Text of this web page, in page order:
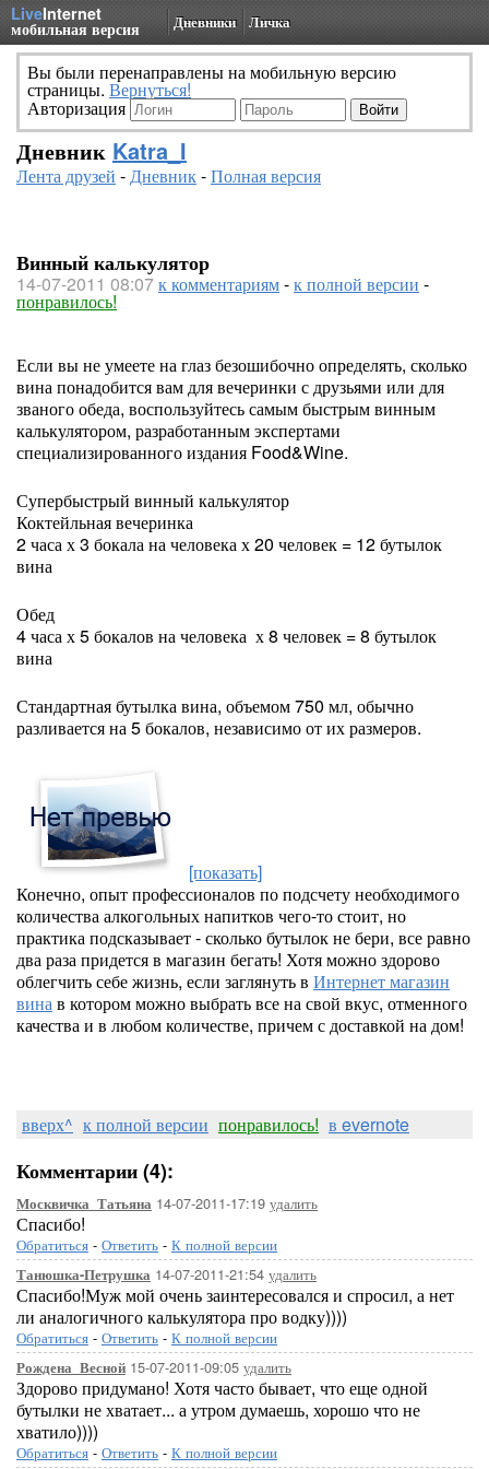
LiveInternet
мобильная версия Дневники Личка
Вы были перенаправлены на мобильную версию
страницы. Вернуться!
Авторизация
Дневник Katra_I
Лента друзей -Дневник-Полная версия
Винный калькулятор
14-07-2011 08:07к комментариям-к полной версии -
понравилось!
Если вы не умеете на глаз безошибочно определять, сколько
вина понадобится вам для вечеринки с друзьями или для
званого обеда, воспользуйтесь самым быстрым винным
калькулятором, разработанным экспертами
специализированного издания Food&Wine.
Супербыстрый винный калькулятор
Коктейльная вечеринка
2 часа х 3 бокала на человека х 20 человек = 12 бутылок
вина
Обед
4 часа х 5 бокалов на человека х 8 человек = 8 бутылок
вина
Стандартная бутылка вина, объемом 750 мл, обычно
разливается на 5 бокалов, независимо от их размеров.
[показать]
Конечно, опыт профессионалов по подсчету необходимого
количества алкогольных напитков чего-то стоит, но
практика подсказывает - сколько бутылок не бери, все равно
два раза придется в магазин бегать! Хотя можно здорово
облегчить себе жизнь, если заглянуть в Интернет магазин
винав котором можно выбрать все на свой вкус, отменного
качества и в любом количестве, причем с доставкой на дом!
вверх^ к полной версии понравилось! в evernote
Комментарии (4):
Москвичка_Татьяна 14-07-2011-17:19 удалить
Спасибо!
Обратиться - Ответить - К полной версии
Танюшка-Петрушка 14-07-2011-21:54 удалить
Спасибо!Муж мой очень заинтересовался и спросил, а нет
ли аналогичного калькулятора про водку))))
Обратиться - Ответить - К полной версии
Рождена_Весной 15-07-2011-09:05 удалить
Здорово придумано! Хотя часто бывает, что еще одной
бутылки не хватает... а утром думаешь, хорошо что не
хватило))))
Обратиться - Ответить - К полной версии